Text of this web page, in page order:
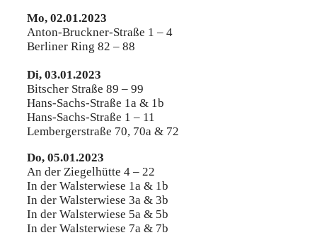
Mo, 02.01.2023
Anton-Bruckner-Straße 1 – 4
Berliner Ring 82 – 88
Di, 03.01.2023
Bitscher Straße 89 – 99
Hans-Sachs-Straße 1a & 1b
Hans-Sachs-Straße 1 – 11
Lembergerstraße 70, 70a & 72
Do, 05.01.2023
An der Ziegelhütte 4 – 22
In der Walsterwiese 1a & 1b
In der Walsterwiese 3a & 3b
In der Walsterwiese 5a & 5b
In der Walsterwiese 7a & 7b